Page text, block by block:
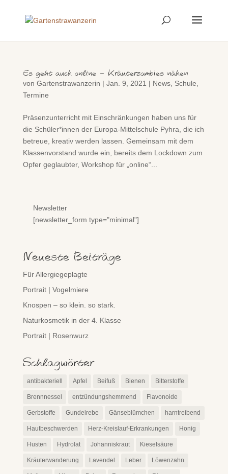
Es geht auch online – Kräuterzombies nähen
von Gartenstrawanzerin | Jan. 9, 2021 | News, Schule
Termine
Präsenzunterricht mit Einschränkungen haben uns für
die Schüler*innen der Europa-Mittelschule Pyhra, die ich
betreue, kreativ werden lassen. Gemeinsam mit dem
Klassenvorstand wurde ein, bereits dem Lockdown zum
Opfer geglaubter, Workshop für „online“...
Newsletter
[newsletter_form type="minimal"]
Neueste Beiträge
Für Allergiegeplagte
Portrait | Vogelmiere
Knospen – so klein. so stark.
Naturkosmetik in der 4. Klasse
Portrait | Rosenwurz
Schlagwörter
antibakteriell Apfel Beifuß Bienen Bitterstoffe
Brennnessel entzündungshemmend Flavonoide
Gerbstoffe Gundelrebe Gänseblümchen harntreibend
Hautbeschwerden Herz-Kreislauf-Erkrankungen Honig
Husten Hydrolat Johanniskraut Kieselsäure
Kräuterwanderung Lavendel Leber Löwenzahn